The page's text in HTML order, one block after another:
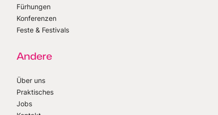
Fürhungen
Konferenzen
Feste & Festivals
Andere
Über uns
Praktisches
Jobs